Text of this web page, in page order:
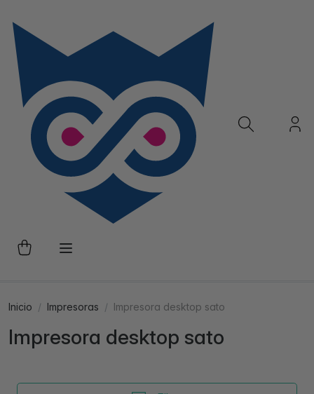
Inicio Impresoras Impresora desktop sato
Impresora desktop sato